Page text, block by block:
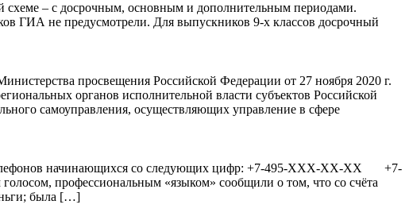
схеме – с досрочным, основным и дополнительным периодами.
ГИА не предусмотрели. Для выпускников 9-х классов досрочный
просвещения Российской Федерации от 27 ноября 2020 г.
органов исполнительной власти субъектов Российской
самоуправления, осуществляющих управление в сфере
начинающихся со следующих цифр: +7-495-ХХХ-ХХ-ХХ +7-
профессиональным «языком» сообщили о том, что со счёта
была […]